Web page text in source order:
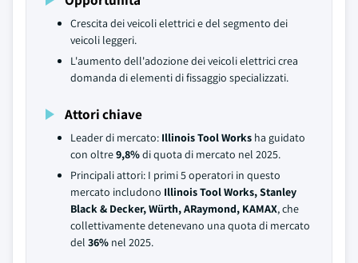
Crescita dei veicoli elettrici e del segmento dei
veicoli leggeri.
L'aumento dell'adozione dei veicoli elettrici crea
domanda di elementi di fissaggio specializzati.
Attori chiave
Leader di mercato: Illinois Tool Works ha guidato
con oltre9,8%di quota di mercato nel 2025.
Principali attori: I primi 5 operatori in questo
mercato includono Illinois Tool Works, Stanley
Black & Decker, Würth, ARaymond, KAMAX, che
collettivamente detenevano una quota di mercato
del 36% nel 2025.